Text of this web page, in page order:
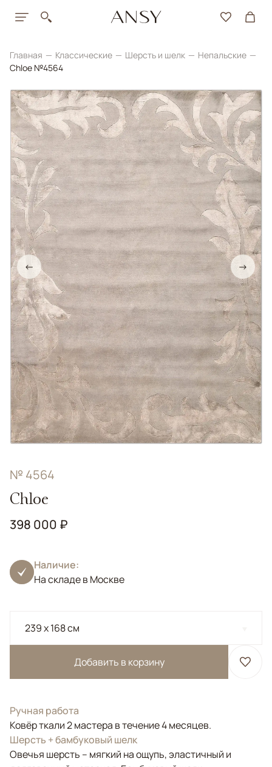
Главная Классические Шерсть и шелк
Непальские
Chloe №4564
← →
№ 4564
Chloe
398 000 ₽
Наличие:
На складе в Москве
239 x 168 см
Добавить в корзину
Ручная работа
Ковёр ткали 2 мастера в течение 4 месяцев.
Шерсть + бамбуковый шелк
Овечья шерсть – мягкий на ощупь, эластичный и